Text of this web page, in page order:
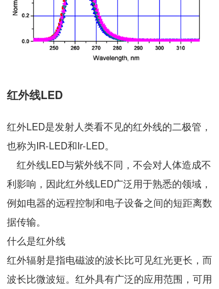
红外线LED
红外LED是发射人类看不见的红外线的二极管，
也称为IR-LED和Ir-LED。
红外线LED与紫外线不同，不会对人体造成不
利影响，因此红外线LED广泛用于熟悉的领域，
例如电器的远程控制和电子设备之间的短距离数
据传输。
什么是红外线
红外辐射是指电磁波的波长比可见红光更长，而
波长比微波短。红外具有广泛的应用范围，可用